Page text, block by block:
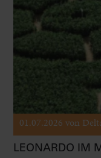
01.07.2026 von
LEONARDO IM